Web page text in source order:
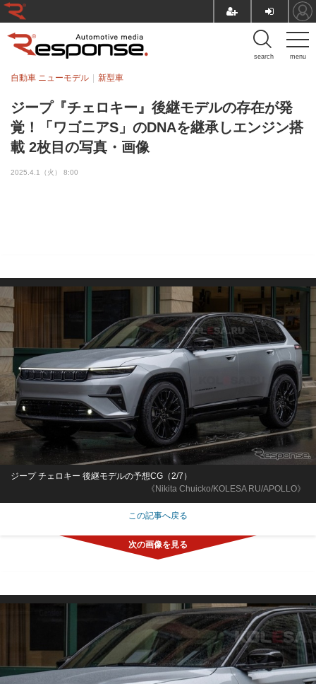
menu
search
ジープ『チェロキー』後継モデルの存在が発
覚！「ワゴニアS」のDNAを継承しエンジン搭
載 2枚目の写真・画像
自動車 ニューモデル 新型車
2025.4.1（火） 8:00
《Nikita Chuicko/KOLESA RU/APOLLO》
ジープ チェロキー 後継モデルの予想CG（2/7）
この記事へ戻る